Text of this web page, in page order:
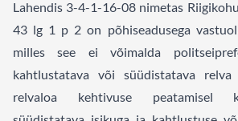
Lahendis 3-4-1-16-08 nimetas
43 lg 1 p 2 on põhiseadusega
milles see ei võimalda
kahtlustatava või süüdistatava
relvaloa kehtivuse peatamisel